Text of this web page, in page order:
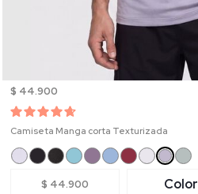
$ 44.900
Camiseta Manga corta Texturizada
$ 44.900 Color